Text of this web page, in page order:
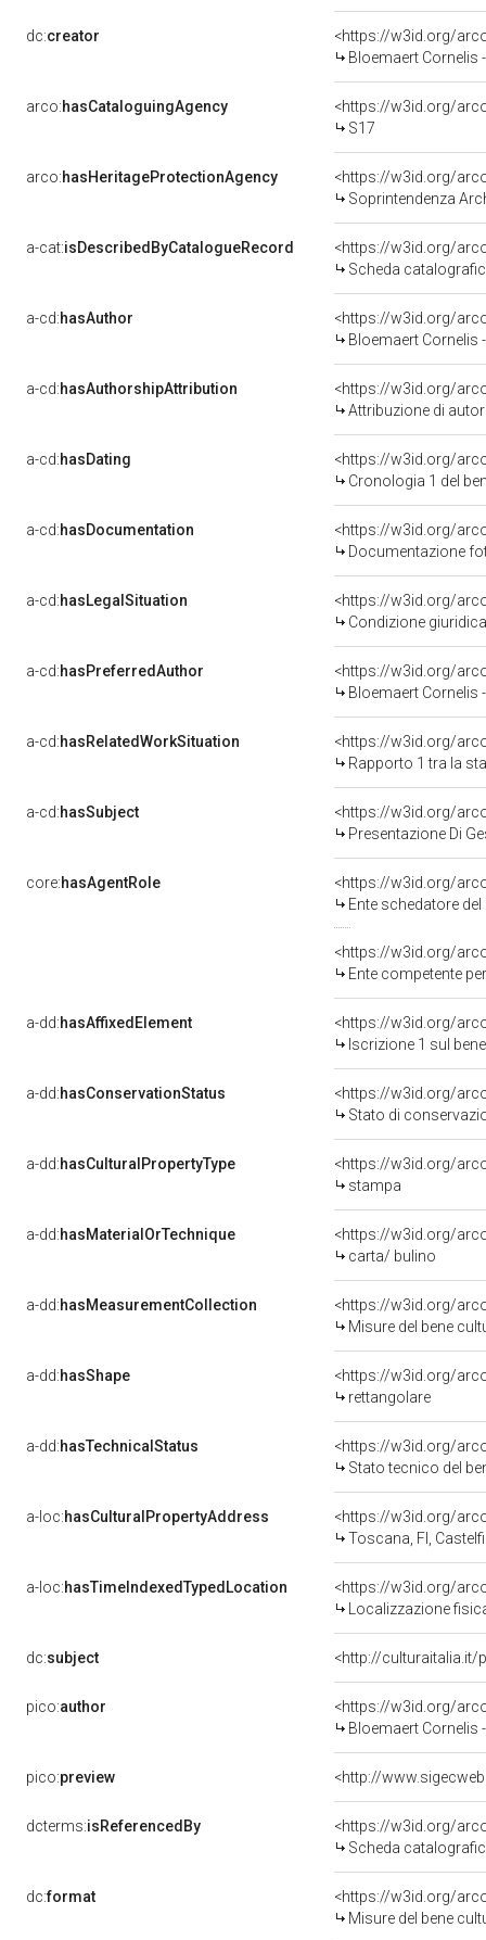
dc:creator
<https://w3id.org/
Bloemaert Cornelis
arco:hasCataloguingAgency
<https://w3id.org/
S17
arco:hasHeritageProtectionAgency
<https://w3id.org/
Soprintendenza
a-cat:isDescribedByCatalogueRecord
<https://w3id.org/
Scheda
a-cd:hasAuthor
<https://w3id.org/
Bloemaert Cornelis
a-cd:hasAuthorshipAttribution
<https://w3id.org/
Attribuzione di
a-cd:hasDating
<https://w3id.org/
Cronologia 1 del
a-cd:hasDocumentation
Documentazione
a-cd:hasLegalSituation
Condizione
a-cd:hasPreferredAuthor
<https://w3id.org/
Bloemaert Cornelis
a-cd:hasRelatedWorkSituation
<https://w3id.org/
Rapporto 1 tra la
a-cd:hasSubject
<https://w3id.org/
Presentazione Di
core:hasAgentRole
<https://w3id.org/
Ente schedatore del
<https://w3id.org/
Ente competente per tutela del
a-dd:hasAffixedElement
<https://w3id.org/
Iscrizione 1 sul
a-dd:hasConservationStatus
<https://w3id.org/
Stato di
a-dd:hasCulturalPropertyType
<https://w3id.org/
stampa
a-dd:hasMaterialOrTechnique
<https://w3id.org/
carta/ bulino
a-dd:hasMeasurementCollection
<https://w3id.org/
Misure del bene
a-dd:hasShape
<https://w3id.org/
rettangolare
a-dd:hasTechnicalStatus
<https://w3id.org/
Stato tecnico del
a-loc:hasCulturalPropertyAddress
<https://w3id.org/
Toscana, FI,
a-loc:hasTimeIndexedTypedLocation
<https://w3id.org/
Localizzazione
dc:subject <http://
pico:author
<https://w3id.org/
Bloemaert Cornelis
pico:preview <http://
dcterms:isReferencedBy
<https://w3id.org/
Scheda
dc:format
<https://w3id.org/
Misure del bene